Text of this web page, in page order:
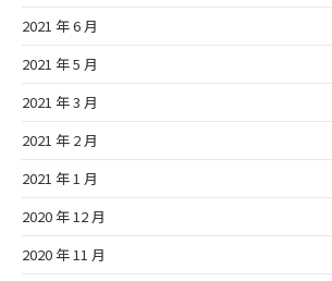
2021 年 6 月
2021 年 5 月
2021 年 3 月
2021 年 2 月
2021 年 1 月
2020 年 12 月
2020 年 11 月